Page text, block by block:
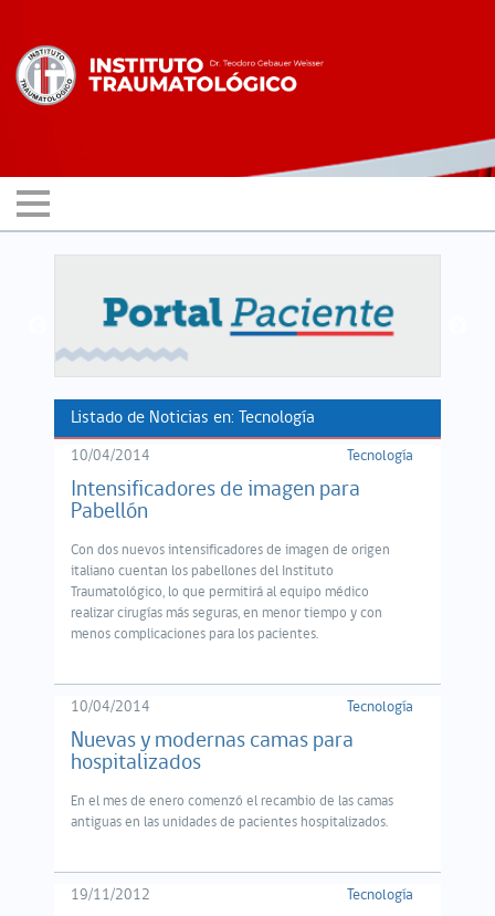
Listado de Noticias en: Tecnología
10/04/2014 Tecnología
Intensificadores de imagen para
Pabellón
Con dos nuevos intensificadores de imagen de origen
italiano cuentan los pabellones del Instituto
Traumatológico, lo que permitirá al equipo médico
realizar cirugías más seguras, en menor tiempo y con
menos complicaciones para los pacientes.
10/04/2014 Tecnología
Nuevas y modernas camas para
hospitalizados
En el mes de enero comenzó el recambio de las camas
antiguas en las unidades de pacientes hospitalizados.
19/11/2012 Tecnología